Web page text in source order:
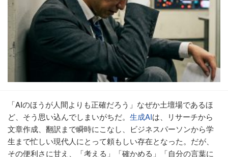
「AIのほうが人間よりも正確だろう」なぜか土壇場であるほ
ど、そう思い込んでしまいがちだ。 生成AIは、リサーチから
文章作成、翻訳まで瞬時にこなし、ビジネスパーソンから学
生まで忙しい現代人にとって頼もしい存在となった。だが、
その便利さに甘え、「考える」「確かめる」「自分の言葉に